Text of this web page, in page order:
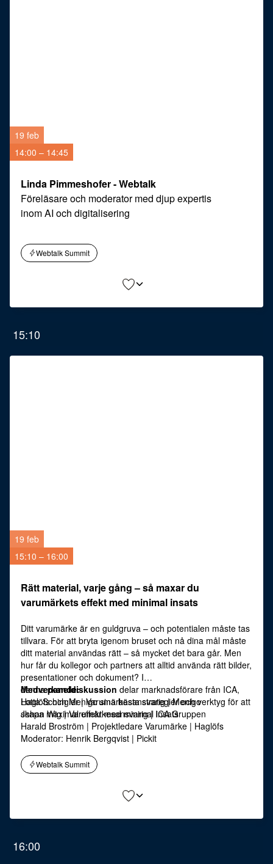
19 feb
14:00 – 14:45
Linda Pimmeshofer - Webtalk
Föreläsare och moderator med djup expertis
inom AI och digitalisering
Webtalk Summit
15:10
19 feb
15:10 – 16:00
Rätt material, varje gång – så maxar du
varumärkets effekt med minimal insats
Ditt varumärke är en guldgruva – och potentialen måste tas
tillvara. För att bryta igenom bruset och nå dina mål måste
ditt material användas rätt – så mycket det bara går. Men
hur får du kollegor och partners att alltid använda rätt bilder,
presentationer och dokument? I
dennapaneldiskussion delar marknadsförare från ICA,
Haglöfs och Menigo sina bästa strategier och verktyg för att
skapa maximal effekt med minimal insats
Medverkande:
Lotta Schingler | Varumärkesansvarig | Menigo
Johan Wig | Varumärkesansvarig | ICA Gruppen
Harald Broström | Projektledare Varumärke | Haglöfs
Moderator: Henrik Bergqvist | Pickit
Webtalk Summit
16:00